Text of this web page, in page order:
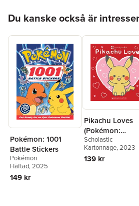
Du kanske också är
Pokémon: 1001
Battle Stickers
Pokémon
Häftad, 2025
149 kr
Pikachu Loves
(Pokémon:
Monpoké Board
Book)
Scholastic
Kartonnage, 2023
139 kr